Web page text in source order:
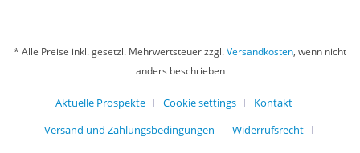
* Alle Preise inkl. gesetzl. Mehrwertsteuer zzgl.Versandkosten, wenn nicht
anders beschrieben
Aktuelle Prospekte Cookie settings
Kontakt
Versand und Zahlungsbedingungen
Widerrufsrecht